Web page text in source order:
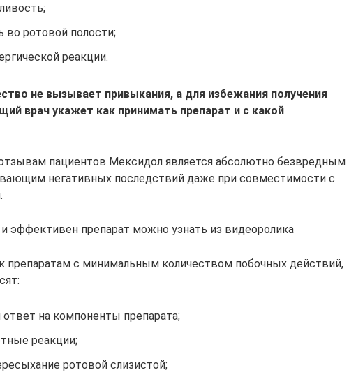
во ротовой полости;
реакции.
не вызывает привыкания, а для избежания получения
врач укажет как принимать препарат и с какой
пациентов Мексидол является абсолютно безвредным
негативных последствий даже при совместимости с
эффективен препарат можно узнать из видеоролика
препаратам с минимальным количеством побочных действий,
ответ на компоненты препарата;
реакции;
ротовой слизистой;